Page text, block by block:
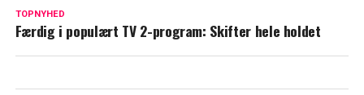
TOPNYHED
Færdig i populært TV 2-program: Skifter hele holdet